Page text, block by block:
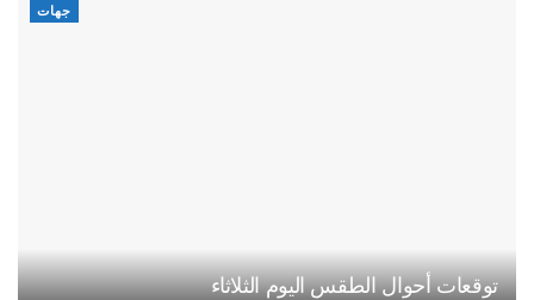
جهات
توقعات أحوال الطقس اليوم الثلاثاء